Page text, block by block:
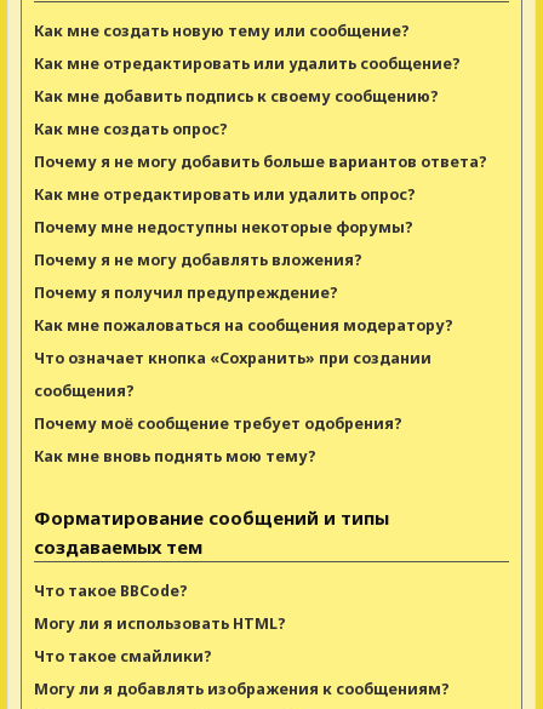
Как мне создать новую тему или сообщение?
Как мне отредактировать или удалить сообщение?
Как мне добавить подпись к своему сообщению?
Как мне создать опрос?
Почему я не могу добавить больше вариантов ответа?
Как мне отредактировать или удалить опрос?
Почему мне недоступны некоторые форумы?
Почему я не могу добавлять вложения?
Почему я получил предупреждение?
Как мне пожаловаться на сообщения модератору?
Что означает кнопка «Сохранить» при создании
сообщения?
Почему моё сообщение требует одобрения?
Как мне вновь поднять мою тему?
Форматирование сообщений и типы
создаваемых тем
Что такое BBCode?
Могу ли я использовать HTML?
Что такое смайлики?
Могу ли я добавлять изображения к сообщениям?